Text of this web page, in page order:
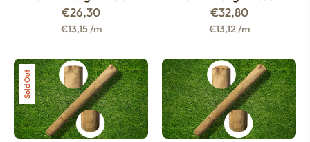
Regular
price
€26,30
€13,15 /m
Regular
price
€32,80
€13,12 /m
Sold Out